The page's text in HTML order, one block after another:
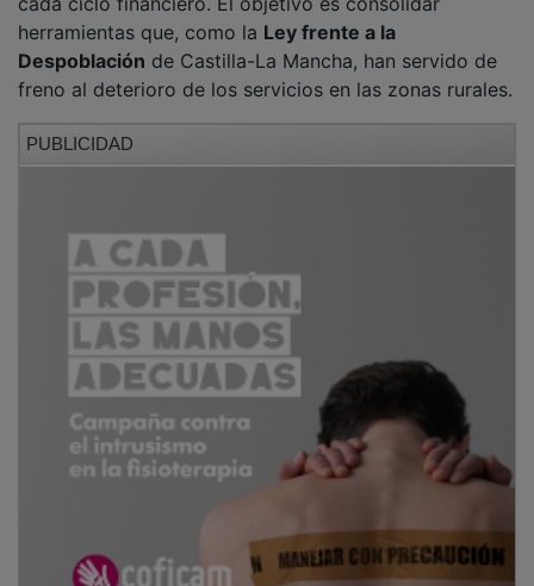
herramientas que, como laLey frente a la
Despoblaciónde Castilla-La Mancha, han servido de
freno al deterioro de los servicios en las zonas rurales.